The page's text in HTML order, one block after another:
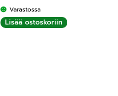
Varastossa
Lisää ostoskoriin